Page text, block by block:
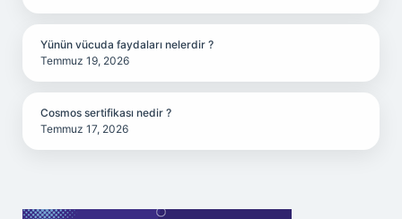
Yünün vücuda faydaları nelerdir ?
Temmuz 19, 2026
Cosmos sertifikası nedir ?
Temmuz 17, 2026